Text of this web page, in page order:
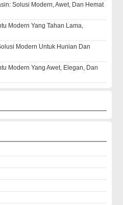
Solusi Modern, Awet, Dan Hemat
Modern Yang Tahan Lama,
Modern Untuk Hunian Dan
Modern Yang Awet, Elegan, Dan